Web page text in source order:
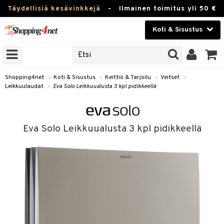
Täydellisiä kesävinkkejä - Ilmainen toimitus yli 50 €
Koti & Sisustus
Kauneudenhoito
Piilolinssit
Fitness
Koti & Sisustus
Lelut, Lapsi & Vauva
Shopping4net » Koti & Sisustus » Keittiö & Tarjoilu » Veitset »
Leikkuulaudat » Eva Solo Leikkuualusta 3 kpl pidikkeellä
Eva Solo Leikkuualusta 3 kpl pidikkeellä
Karahvit